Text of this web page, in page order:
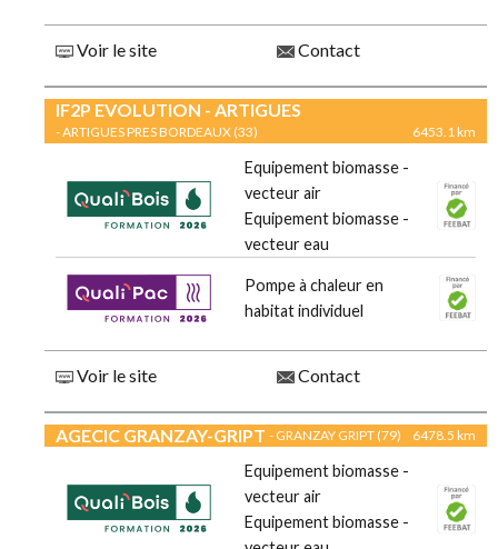
Voir le site Contact
IF2P EVOLUTION - ARTIGUES
- ARTIGUES PRES BORDEAUX (33) 6453.1 km
Equipement biomasse -
vecteur air
Equipement biomasse -
vecteur eau
Pompe à chaleur en
habitat individuel
Voir le site Contact
AGECIC GRANZAY-GRIPT - GRANZAY GRIPT (79) 6478.5 km
Equipement biomasse -
vecteur air
Equipement biomasse -